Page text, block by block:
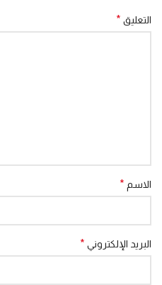
التعليق *
الاسم *
البريد الإلكتروني *